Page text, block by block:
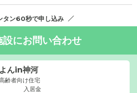
タン60秒で申し込み
設にお問い合わせ
んin神河
齢者向け住宅
入居金